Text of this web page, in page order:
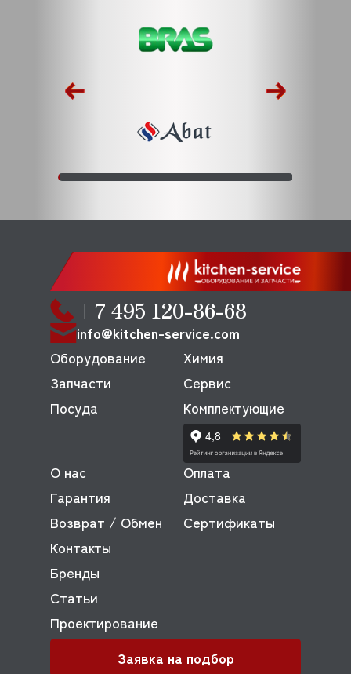
+7 495 120-86-68
info@kitchen-service.com
Оборудование
Запчасти
Посуда
Химия
Сервис
Комплектующие
О нас
Оплата
Гарантия
Доставка
Возврат / Обмен
Сертификаты
Контакты
Бренды
Статьи
Проектирование
Заявка на подбор